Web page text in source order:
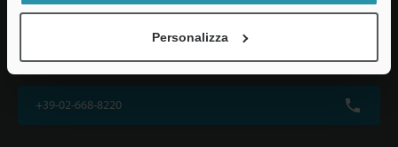
Personalizza
Via Vittor Pisani 22, 20124 Milano, Italia
+39-02-668-8220